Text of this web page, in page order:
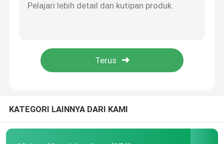
KATEGORI LAINNYA DARI KAMI